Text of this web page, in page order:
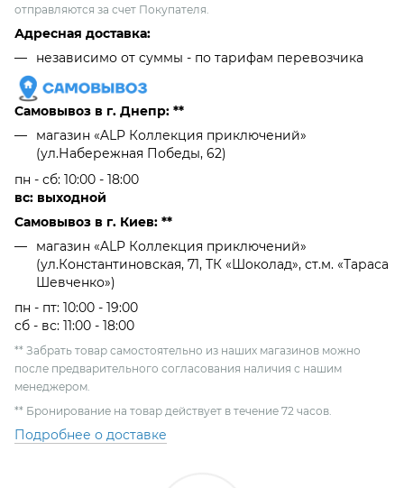
отправляются за счет Покупателя.
Адресная доставка:
независимо от cуммы - по тарифам перевозчика
Самовывоз в г. Днепр: **
магазин «ALP Коллекция приключений»
(ул.Набережная Победы, 62)
пн - сб: 10:00 - 18:00
вс: выходной
Самовывоз в г. Киев: **
магазин «ALP Коллекция приключений»
(ул.Константиновская, 71, ТК «Шоколад», ст.м. «Тараса
Шевченко»)
пн - пт: 10:00 - 19:00
сб - вс: 11:00 - 18:00
** Забрать товар самостоятельно из наших магазинов можно
после предварительного согласования наличия с нашим
менеджером.
** Бронирование на товар действует в течение 72 часов.
Подробнее о доставке